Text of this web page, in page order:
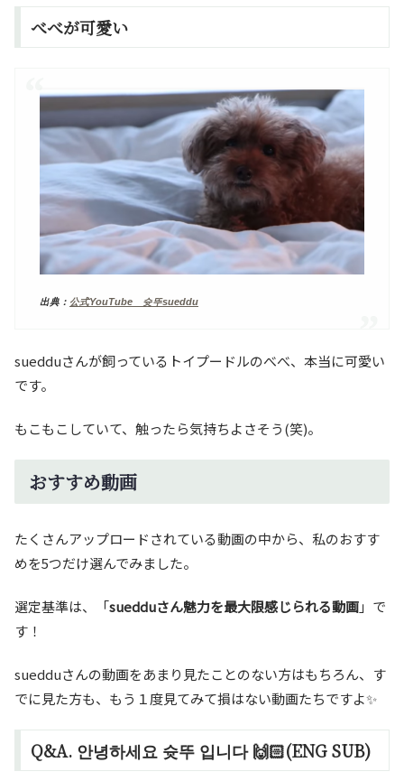
べべが可愛い
出典： 公式YouTube 슛뚜sueddu
suedduさんが飼っているトイプードルのべべ、本当に可愛い
です。
もこもこしていて、触ったら気持ちよさそう(笑)。
おすすめ動画
たくさんアップロードされている動画の中から、私のおすす
めを5つだけ選んでみました。
選定基準は、「suedduさん魅力を最大限感じられる動画」で
す！
suedduさんの動画をあまり見たことのない方はもちろん、す
でに見た方も、もう１度見てみて損はない動画たちですよ✨
Q&A. 안녕하세요 슛뚜 입니다 🙌🏻(ENG SUB)